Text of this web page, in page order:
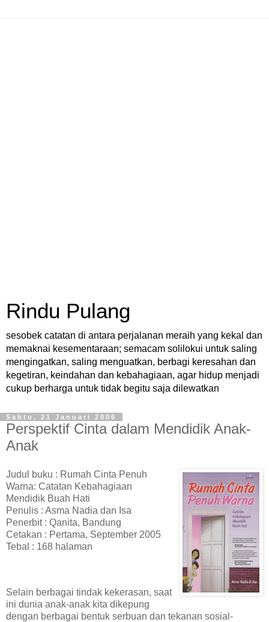
Rindu Pulang
sesobek catatan di antara perjalanan meraih yang kekal dan
memaknai kesementaraan; semacam solilokui untuk saling
mengingatkan, saling menguatkan, berbagi keresahan dan
kegetiran, keindahan dan kebahagiaan, agar hidup menjadi
cukup berharga untuk tidak begitu saja dilewatkan
Sabtu, 21 Januari 2006
Perspektif Cinta dalam Mendidik Anak-
Anak
Judul buku‭ ‬:‭ ‬Rumah Cinta Penuh
Warna:‭ ‬Catatan Kebahagiaan
Mendidik Buah Hati
Penulis‭ ‬:‭ ‬Asma Nadia dan Isa
Penerbit ‬:‭ ‬Qanita,‭ ‬Bandung
Cetakan ‬:‭ ‬Pertama,‭ ‬September‭ ‬2005
Tebal‭ :‭ ‬168‭ ‬halaman
Selain berbagai tindak kekerasan,‭ ‬saat
ini dunia anak-anak kita dikepung
dengan berbagai bentuk serbuan dan tekanan sosial-